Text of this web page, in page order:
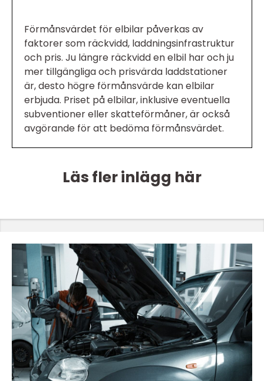
Förmånsvärdet för elbilar påverkas av
faktorer som räckvidd, laddningsinfrastruktur
och pris. Ju längre räckvidd en elbil har och ju
mer tillgängliga och prisvärda laddstationer
är, desto högre förmånsvärde kan elbilar
erbjuda. Priset på elbilar, inklusive eventuella
subventioner eller skatteförmåner, är också
avgörande för att bedöma förmånsvärdet.
Läs fler inlägg här